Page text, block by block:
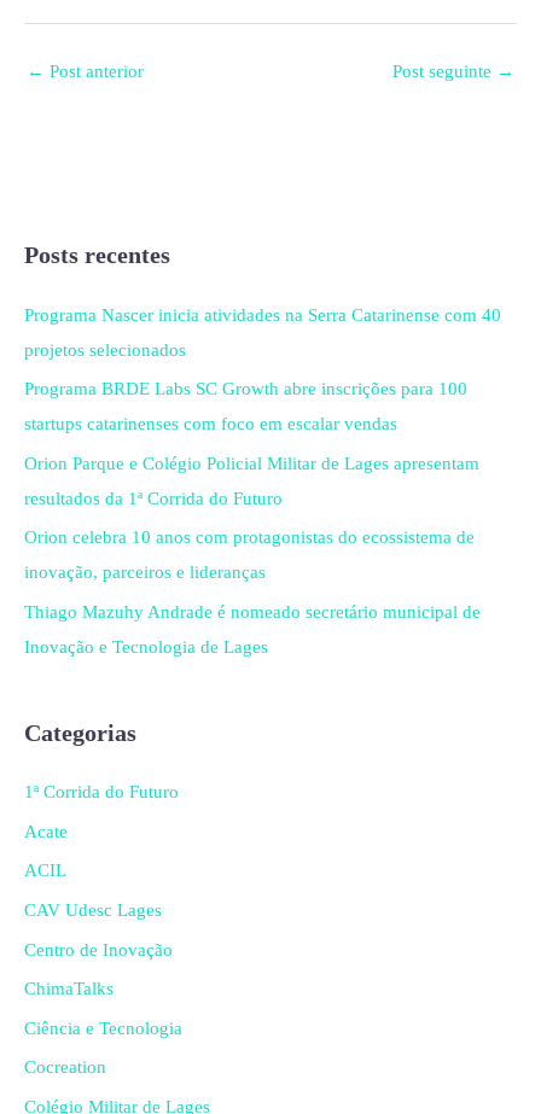
← Post anterior Post seguinte →
Posts recentes
Programa Nascer inicia atividades na Serra Catarinense com 40
projetos selecionados
Programa BRDE Labs SC Growth abre inscrições para 100
startups catarinenses com foco em escalar vendas
Orion Parque e Colégio Policial Militar de Lages apresentam
resultados da 1ª Corrida do Futuro
Orion celebra 10 anos com protagonistas do ecossistema de
inovação, parceiros e lideranças
Thiago Mazuhy Andrade é nomeado secretário municipal de
Inovação e Tecnologia de Lages
Categorias
1ª Corrida do Futuro
Acate
ACIL
CAV Udesc Lages
Centro de Inovação
ChimaTalks
Ciência e Tecnologia
Cocreation
Colégio Militar de Lages